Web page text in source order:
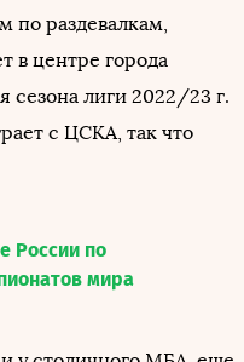
по раздевалкам,
в центре города
сезона лиги 2022/23 г.
с ЦСКА, так что
России по
мира